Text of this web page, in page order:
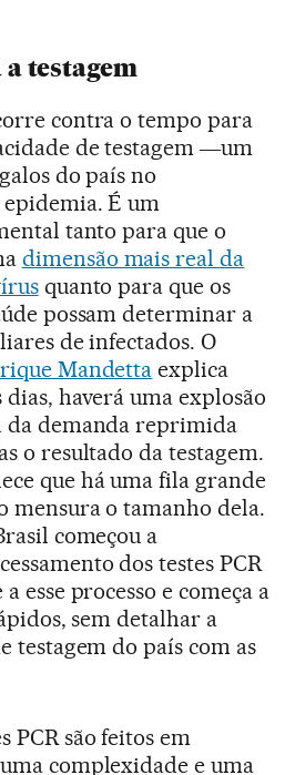
testagem
contra o tempo para
de testagem ―um
do país no
É um
tanto para que o
dimensão mais real da
quanto para que os
possam determinar a
de infectados. O
Mandetta explica
haverá uma explosão
da demanda reprimida
o resultado da testagem.
que há uma fila grande
mensura o tamanho dela.
começou a
dos testes PCR
esse processo e começa a
sem detalhar a
testagem do país com as
PCR são feitos em
complexidade e uma